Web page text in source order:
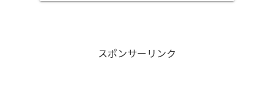
スポンサーリンク